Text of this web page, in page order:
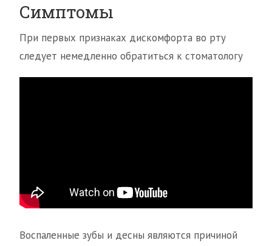
Симптомы
При первых признаках дискомфорта во рту
следует немедленно обратиться к стоматологу
Воспаленные зубы и десны являются причиной